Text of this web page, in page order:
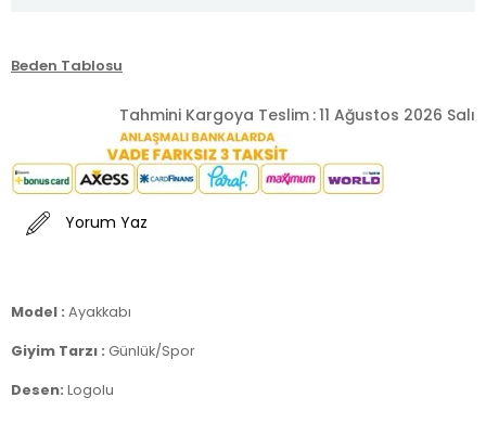
Beden Tablosu
Tahmini Kargoya Teslim :11 Ağustos 2026 Salı
Yorum Yaz
Model : Ayakkabı
Giyim Tarzı : Günlük/Spor
Desen: Logolu